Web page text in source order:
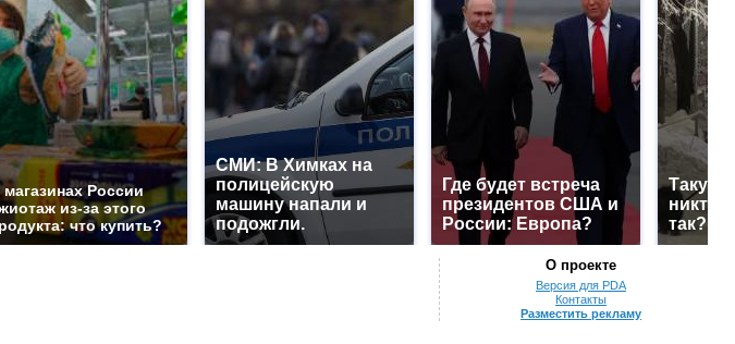
магазинах России
из-за этого
что купить?
СМИ: В Химках на
полицейскую
машину напали и
подожгли.
Где будет встреча
президентов США и
России: Европа?
Такую
никто
так?!
О проекте
Версия для PDA
Контакты
Разместить рекламу